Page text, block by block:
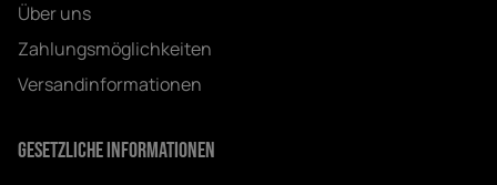
Über uns
Zahlungsmöglichkeiten
Versandinformationen
Gesetzliche Informationen